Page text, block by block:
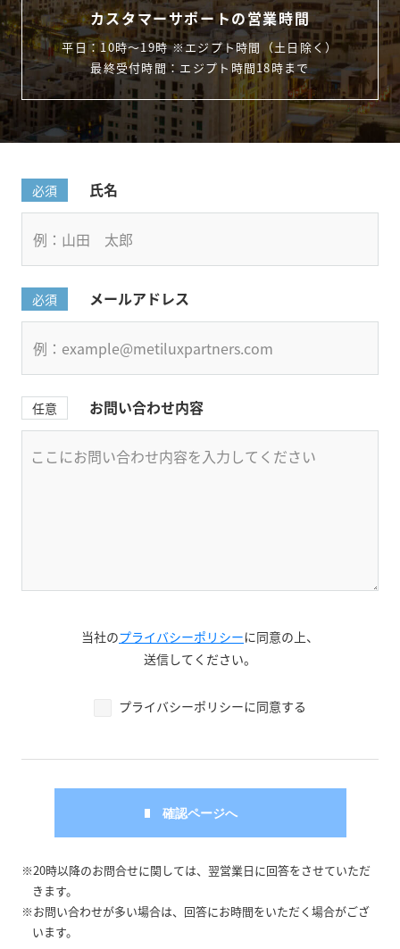
カスタマーサポートの営業時間
平日：10時〜19時 ※エジプト時間（土日除く）
最終受付時間：エジプト時間18時まで
必須 氏名
必須 メールアドレス
任意 お問い合わせ内容
当社のプライバシーポリシーに同意の上、
送信してください。
プライバシーポリシーに同意する
※20時以降のお問合せに関しては、翌営業日に回答をさせていただ
きます。
※お問い合わせが多い場合は、回答にお時間をいただく場合がござ
います。